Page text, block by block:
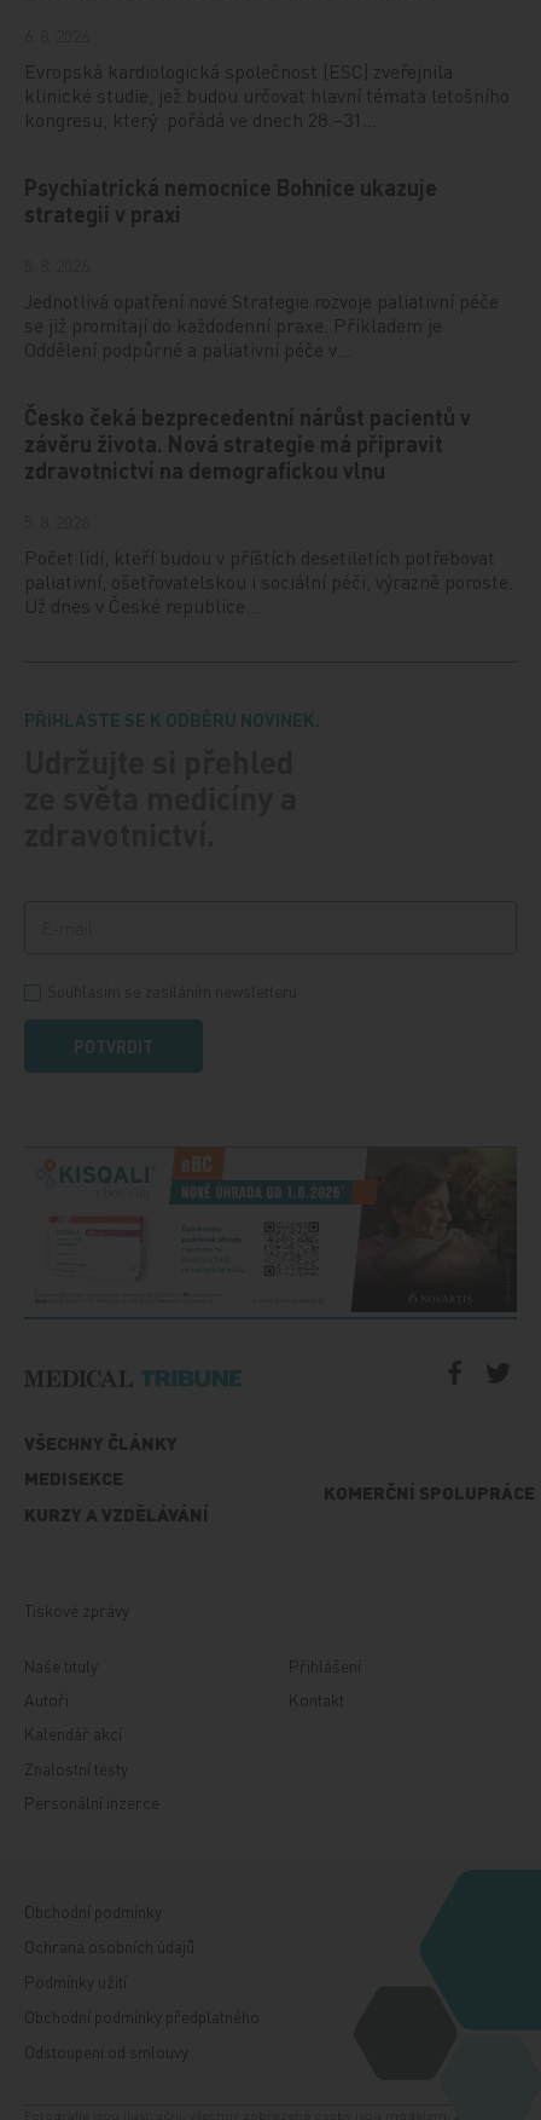
Evropská kardiologická společnost (ESC) zveřejnila
klinické studie, jež budou určovat hlavní témata letošního
kongresu, který pořádá ve dnech 28.–31…
Psychiatrická nemocnice Bohnice ukazuje
strategii v praxi
Jednotlivá opatření nové Strategie rozvoje paliativní péče
se již promítají do každodenní praxe. Příkladem je
Oddělení podpůrné a paliativní péče v…
Česko čeká bezprecedentní nárůst pacientů v
závěru života. Nová strategie má připravit
zdravotnictví na demografickou vlnu
Počet lidí, kteří budou v příštích desetiletích potřebovat
paliativní, ošetřovatelskou i sociální péči, výrazně poroste.
Už dnes v České republice…
PŘIHLASTE SE K ODBĚRU NOVINEK.
POTVRDIT
VŠECHNY ČLÁNKY
MEDISEKCE
KURZY A VZDĚLÁVÁNÍ
KOMERČNÍ SPOLUPRÁCE
Tiskové zprávy
Naše tituly
Autoři
Kalendář akcí
Znalostní testy
Personální inzerce
Přihlášení
Kontakt
Obchodní podmínky
Ochrana osobních údajů
Podmínky užití
Obchodní podmínky předplatného
Odstoupení od smlouvy